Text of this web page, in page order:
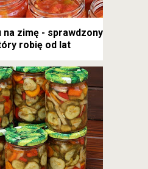
zimę - sprawdzony
robię od lat